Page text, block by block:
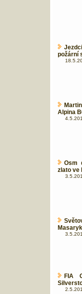
požární
Alpina
Osm
zlato ve
FIA